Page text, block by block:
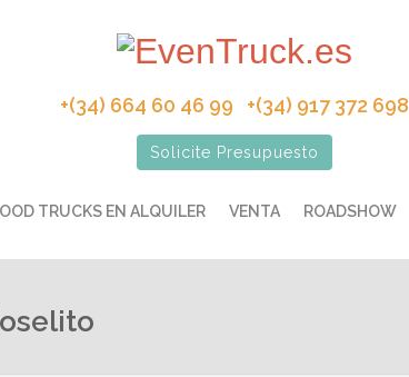
+(34) 664 60 46 99 +(34) 917 372 698
Solicite Presupuesto
TRUCKS EN ALQUILER VENTA ROADSHOW